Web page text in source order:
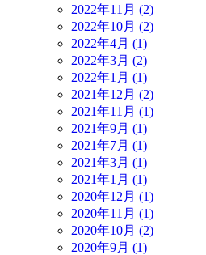
2022年11月 (2)
2022年10月 (2)
2022年4月 (1)
2022年3月 (2)
2022年1月 (1)
2021年12月 (2)
2021年11月 (1)
2021年9月 (1)
2021年7月 (1)
2021年3月 (1)
2021年1月 (1)
2020年12月 (1)
2020年11月 (1)
2020年10月 (2)
2020年9月 (1)